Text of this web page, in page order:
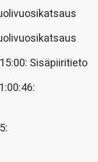
Sisäpiiritieto